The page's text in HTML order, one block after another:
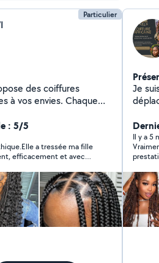
Particulier
des coiffures
à vos envies. Chaque
le mieux.
vous.
: 5/5
a tressée ma fille
efficacement et avec
ravies du résultat et
pour une prochaine
Je
de route) Je fais des
enfants. Braids, nattes collées,
box braids Tissage ouvert,
Instagram:
pour
Il y a 5